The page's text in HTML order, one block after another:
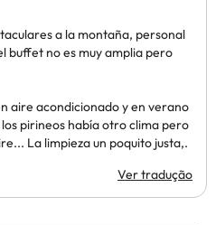
a la montaña, personal
buffet no es muy amplia pero
aire acondicionado y en verano
pirineos había otro clima pero
La limpieza un poquito justa,.
Ver tradução